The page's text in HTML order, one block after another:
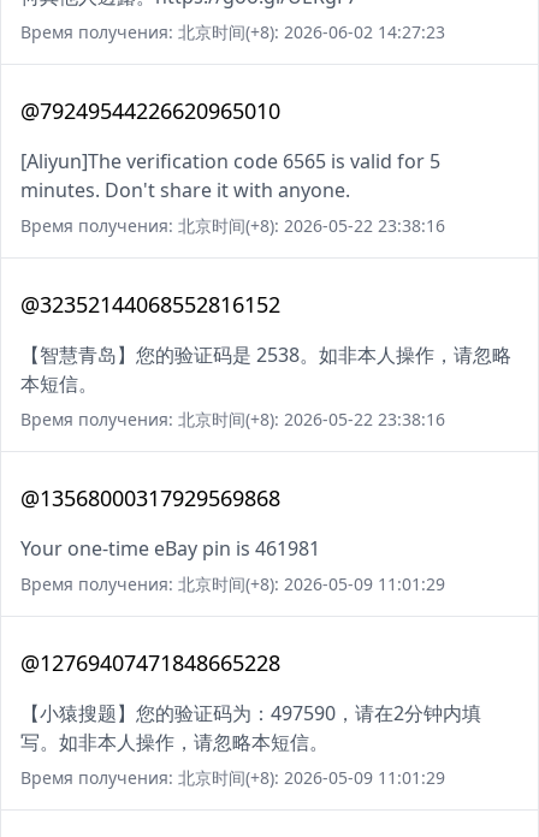
Время получения: 北京时间(+8): 2026-06-02 14:27:23
@79249544226620965010
[Aliyun]The verification code 6565 is valid for 5
minutes. Don't share it with anyone.
Время получения: 北京时间(+8): 2026-05-22 23:38:16
@32352144068552816152
【智慧青岛】您的验证码是 2538。如非本人操作，请忽略
本短信。
Время получения: 北京时间(+8): 2026-05-22 23:38:16
@13568000317929569868
Your one-time eBay pin is 461981
Время получения: 北京时间(+8): 2026-05-09 11:01:29
@12769407471848665228
【小猿搜题】您的验证码为：497590，请在2分钟内填
写。如非本人操作，请忽略本短信。
Время получения: 北京时间(+8): 2026-05-09 11:01:29